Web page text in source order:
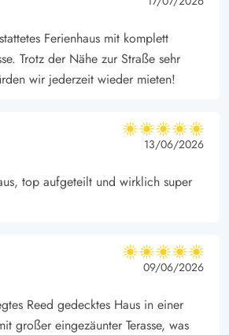
Ferienhaus mit komplett
Trotz der Nähe zur Straße sehr
wir jederzeit wieder mieten!
5 von 5
5 von 5
5 out of 5
13/06/2026
top aufgeteilt und wirklich super
5 von 5
5 von 5
5 out of 5
09/06/2026
Reed gedecktes Haus in einer
großer eingezäunter Terasse, was